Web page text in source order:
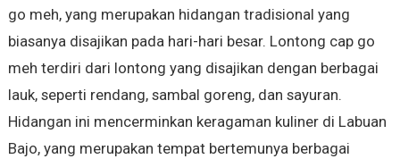
go meh, yang merupakan hidangan tradisional yang
biasanya disajikan pada hari-hari besar. Lontong cap go
meh terdiri dari lontong yang disajikan dengan berbagai
lauk, seperti rendang, sambal goreng, dan sayuran.
Hidangan ini mencerminkan keragaman kuliner di Labuan
Bajo, yang merupakan tempat bertemunya berbagai